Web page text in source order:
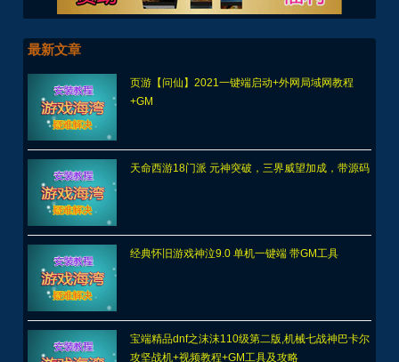
最新文章
页游【问仙】2021一键端启动+外网局域网教程
+GM
天命西游18门派 元神突破，三界威望加成，带源码
经典怀旧游戏神泣9.0 单机一键端 带GM工具
宝端精品dnf之沫沫110级第二版,机械七战神巴卡尔
攻坚战机+视频教程+GM工具及攻略